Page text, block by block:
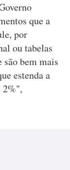
que a
por
ou tabelas
são bem mais
estenda a
2%",